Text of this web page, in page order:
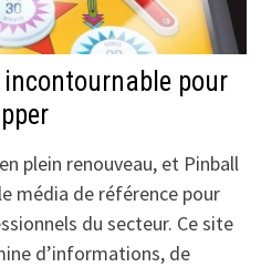
pour
plein renouveau, et Pinball
média de référence pour
du secteur. Ce site
d’informations, de